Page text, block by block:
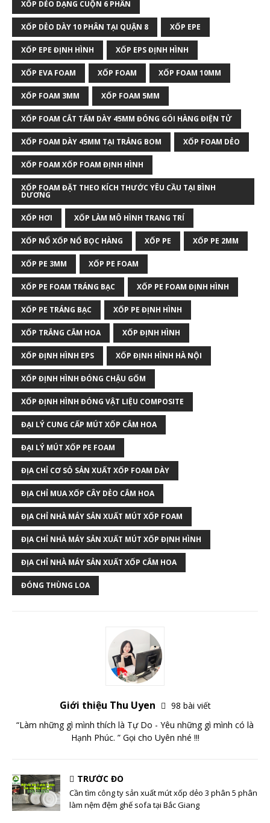
XỐP DẺO DẠNG CUỘN 6 PHÂN
XỐP DẺO DÀY 10 PHÂN TẠI QUẬN 8 XỐP EPE
XỐP EPE ĐỊNH HÌNH XỐP EPS ĐỊNH HÌNH
XỐP EVA FOAM XỐP FOAM XỐP FOAM 10MM
XỐP FOAM 3MM XỐP FOAM 5MM
XỐP FOAM CẮT TẤM DÀY 45MM ĐÓNG GÓI HÀNG ĐIỆN TỬ
XỐP FOAM DÀY 45MM TẠI TRẢNG BOM XỐP FOAM DẺO
XỐP FOAM XỐP FOAM ĐỊNH HÌNH
XỐP FOAM ĐẶT THEO KÍCH THƯỚC YÊU CẦU TẠI BÌNH
DƯƠNG
XỐP HƠI XỐP LÀM MÔ HÌNH TRANG TRÍ
XỐP NỔ XỐP NỔ BỌC HÀNG XỐP PE XỐP PE 2MM
XỐP PE 3MM XỐP PE FOAM
XỐP PE FOAM TRÁNG BẠC XỐP PE FOAM ĐỊNH HÌNH
XỐP PE TRÁNG BẠC XỐP PE ĐỊNH HÌNH
XỐP TRẮNG CẮM HOA XỐP ĐỊNH HÌNH
XỐP ĐỊNH HÌNH EPS XỐP ĐỊNH HÌNH HÀ NỘI
XỐP ĐỊNH HÌNH ĐÓNG CHẬU GỐM
XỐP ĐỊNH HÌNH ĐÓNG VẬT LIỆU COMPOSITE
ĐẠI LÝ CUNG CẤP MÚT XỐP CẮM HOA
ĐẠI LÝ MÚT XỐP PE FOAM
ĐỊA CHỈ CƠ SỎ SẢN XUẤT XỐP FOAM DÀY
ĐỊA CHỈ MUA XỐP CÂY DẺO CẮM HOA
ĐỊA CHỈ NHÀ MÁY SẢN XUẤT MÚT XỐP FOAM
ĐỊA CHỈ NHÀ MÁY SẢN XUẤT MÚT XỐP ĐỊNH HÌNH
ĐỊA CHỈ NHÀ MÁY SẢN XUẤT XỐP CẮM HOA
ĐÓNG THÙNG LOA
Giới thiệu Thu Uyen
98 bài viết
“Làm những gì mình thích là Tự Do - Yêu những gì mình có là
Hạnh Phúc. ” Gọi cho Uyên nhé !!!
TRƯỚC ĐÓ
Cần tìm công ty sản xuất mút xốp dẻo 3 phân 5 phân
làm nệm đệm ghế sofa tại Bắc Giang